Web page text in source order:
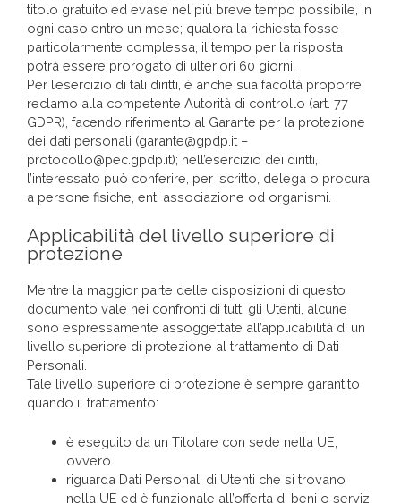
titolo gratuito ed evase nel più breve tempo possibile, in
ogni caso entro un mese; qualora la richiesta fosse
particolarmente complessa, il tempo per la risposta
potrà essere prorogato di ulteriori 60 giorni.
Per l’esercizio di tali diritti, è anche sua facoltà proporre
reclamo alla competente Autorità di controllo (art. 77
GDPR), facendo riferimento al Garante per la protezione
dei dati personali (garante@gpdp.it –
protocollo@pec.gpdp.it); nell’esercizio dei diritti,
l’interessato può conferire, per iscritto, delega o procura
a persone fisiche, enti associazione od organismi.
Applicabilità del livello superiore di
protezione
Mentre la maggior parte delle disposizioni di questo
documento vale nei confronti di tutti gli Utenti, alcune
sono espressamente assoggettate all’applicabilità di un
livello superiore di protezione al trattamento di Dati
Personali.
Tale livello superiore di protezione è sempre garantito
quando il trattamento:
è eseguito da un Titolare con sede nella UE;
ovvero
riguarda Dati Personali di Utenti che si trovano
nella UE ed è funzionale all’offerta di beni o servizi